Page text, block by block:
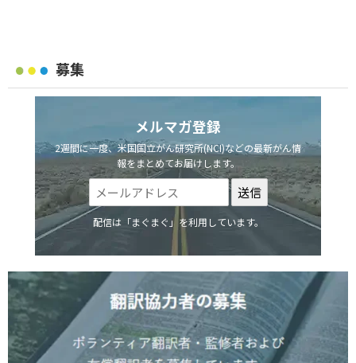
募集
メルマガ登録
2週間に一度、米国国立がん研究所(NCI)などの最新がん情
報をまとめてお届けします。
配信は「まぐまぐ」を利用しています。